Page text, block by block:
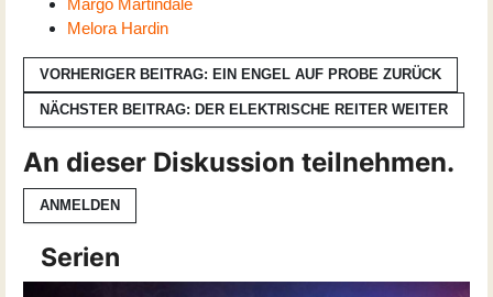
Melora Hardin
VORHERIGER BEITRAG: EIN ENGEL AUF PROBE ZURÜCK
NÄCHSTER BEITRAG: DER ELEKTRISCHE REITER WEITER
An dieser Diskussion teilnehmen.
ANMELDEN
Serien